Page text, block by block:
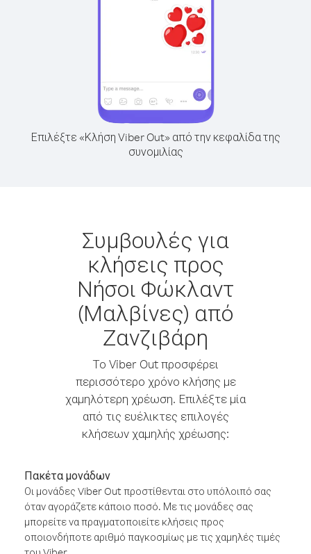
Επιλέξτε «Κλήση Viber Out» από την κεφαλίδα της
συνομιλίας
Συμβουλές για
κλήσεις προς
Νήσοι Φώκλαντ
(Μαλβίνες) από
Ζανζιβάρη
Το Viber Out προσφέρει
περισσότερο χρόνο κλήσης με
χαμηλότερη χρέωση. Επιλέξτε μία
από τις ευέλικτες επιλογές
κλήσεων χαμηλής χρέωσης:
Πακέτα μονάδων
Οι μονάδες Viber Out προστίθενται στο υπόλοιπό σας
όταν αγοράζετε κάποιο ποσό. Με τις μονάδες σας
μπορείτε να πραγματοποιείτε κλήσεις προς
οποιονδήποτε αριθμό παγκοσμίως με τις χαμηλές τιμές